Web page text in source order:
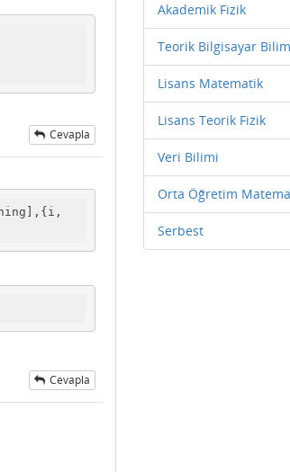
Cevapla
Cevapla
Akademik Fizik
Teorik Bilgisayar
Lisans Matematik
Lisans Teorik Fizik
Veri Bilimi
Orta Öğretim
Serbest